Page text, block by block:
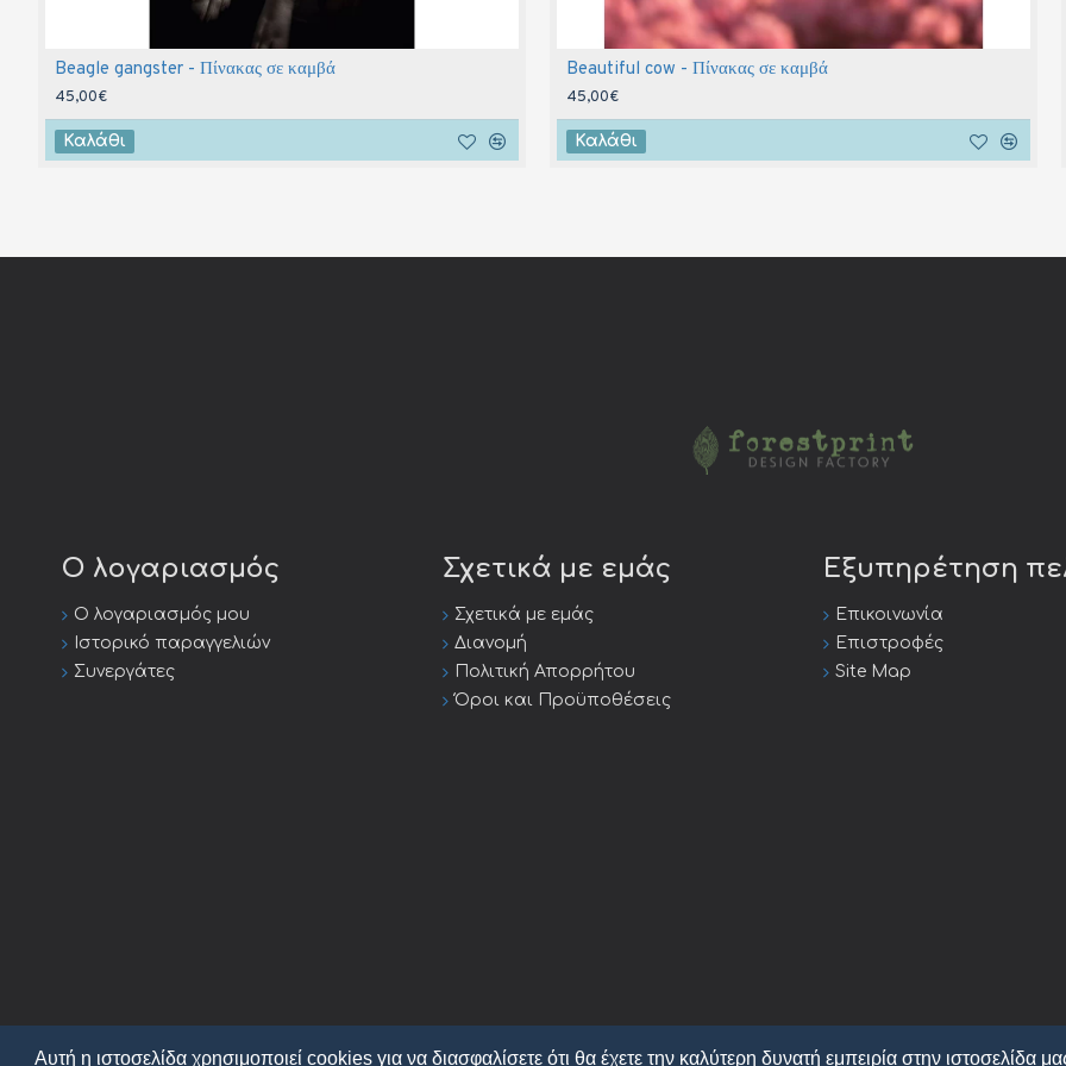
Αυτή η ιστοσελίδα χρησιμοποιεί cookies για να διασφαλίσετε ότι θα έχετε την καλύτερη δυνατή εμπειρία στην ιστοσελίδα
Beagle gangster - Πίνακας σε καμβά
45,00€
Καλάθι
Beautiful cow - Πίνακας σε καμβά
45,00€
Καλάθι
Ο λογαριασμός
Ο λογαριασμός μου
Ιστορικό παραγγελιών
Συνεργάτες
Σχετικά με εμάς
Σχετικά με εμάς
Διανομή
Πολιτική Απορρήτου
Όροι και Προϋποθέσεις
Εξυπηρέτηση
Επικοινωνία
Επιστροφές
Site Map